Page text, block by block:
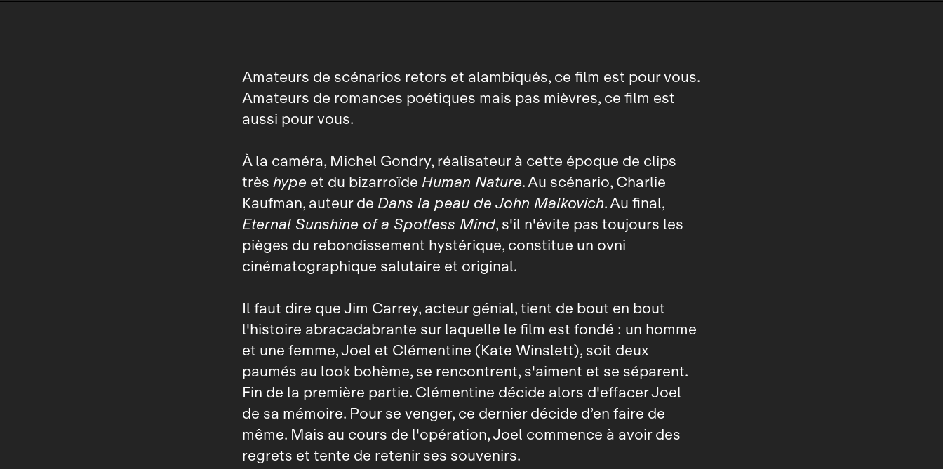
Amateurs de scénarios retors et alambiqués, ce film est pour vous.
Amateurs de romances poétiques mais pas mièvres, ce film est
aussi pour vous.
À la caméra, Michel Gondry, réalisateur à cette époque de clips
trèshype et du bizarroïde Human Nature. Au scénario, Charlie
Kaufman, auteur de Dans la peau de John Malkovich. Au final,
Eternal Sunshine of a Spotless Mind, s'il n'évite pas toujours les
pièges du rebondissement hystérique, constitue un ovni
cinématographique salutaire et original.
Il faut dire que Jim Carrey, acteur génial, tient de bout en bout
l'histoire abracadabrante sur laquelle le film est fondé : un homme
et une femme, Joel et Clémentine (Kate Winslett), soit deux
paumés au look bohème, se rencontrent, s'aiment et se séparent.
Fin de la première partie. Clémentine décide alors d'effacer Joel
de sa mémoire. Pour se venger, ce dernier décide d’en faire de
même. Mais au cours de l'opération, Joel commence à avoir des
regrets et tente de retenir ses souvenirs.